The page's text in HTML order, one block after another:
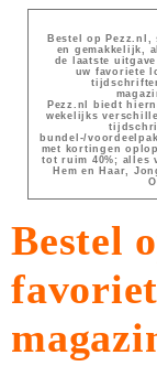
Bestel op Pezz.nl,
en gemakkelijk,
de laatste uitgave
uw favoriete
Pezz.nl biedt
wekelijks
bundel-/
met kortingen
tot ruim 40%; alles
Hem en Haar,
Bestel